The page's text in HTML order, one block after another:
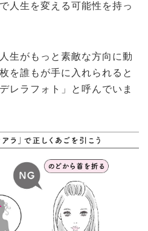
人生を変える可能性を持っ
生がもっと素敵な方向に動
を誰もが手に入れられると
レラフォト」と呼んでいま